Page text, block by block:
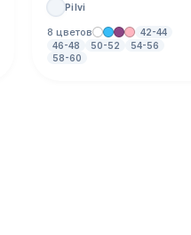
Pilvi
8 цветов
42-44
46-48
50-52
54-56
58-60